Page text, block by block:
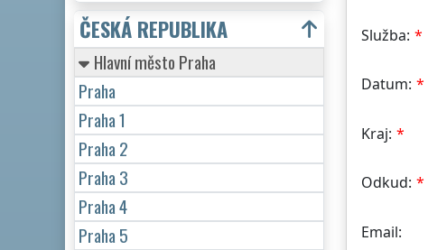
Služba:
Datum:
Kraj:
Odkud:
Email:
ČESKÁ REPUBLIKA
Hlavní město Praha
Praha
Praha 1
Praha 2
Praha 3
Praha 4
Praha 5